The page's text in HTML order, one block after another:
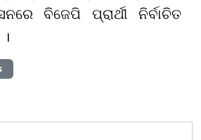
ବିଜେପି ପ୍ରାର୍ଥୀ ନିର୍ବାଚିତ